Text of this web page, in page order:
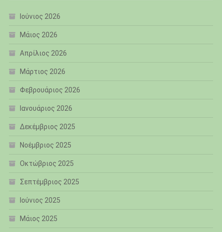
Ιούνιος 2026
Μάιος 2026
Απρίλιος 2026
Μάρτιος 2026
Φεβρουάριος 2026
Ιανουάριος 2026
Δεκέμβριος 2025
Νοέμβριος 2025
Οκτώβριος 2025
Σεπτέμβριος 2025
Ιούνιος 2025
Μάιος 2025